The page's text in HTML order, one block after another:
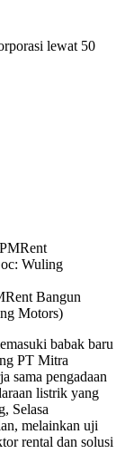
lewat 50
Bangun
Motors)
babak baru
PT Mitra
sama pengadaan
listrik yang
Selasa
melainkan uji
rental dan solusi